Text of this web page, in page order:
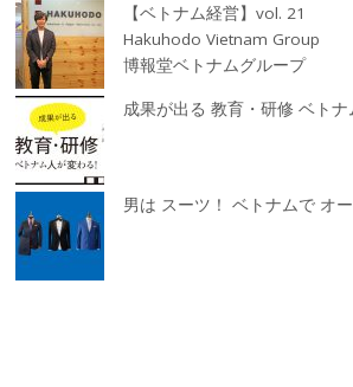
【ベトナム経営】vol. 21
Hakuhodo Vietnam Group
博報堂ベトナムグループ
成果が出る 教育・研修 ベトナ
男は スーツ！ ベトナムで オ